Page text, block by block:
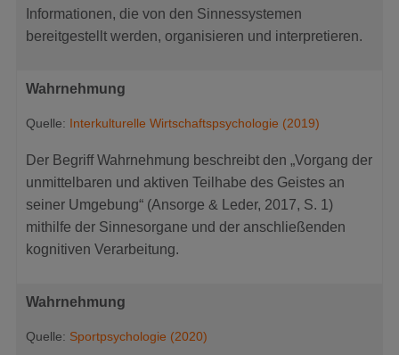
Informationen, die von den Sinnessystemen
bereitgestellt werden, organisieren und interpretieren.
Wahrnehmung
Quelle: Interkulturelle Wirtschaftspsychologie (2019)
Der Begriff Wahrnehmung beschreibt den „Vorgang der
unmittelbaren und aktiven Teilhabe des Geistes an
seiner Umgebung“ (Ansorge & Leder, 2017, S. 1)
mithilfe der Sinnesorgane und der anschließenden
kognitiven Verarbeitung.
Wahrnehmung
Quelle: Sportpsychologie (2020)